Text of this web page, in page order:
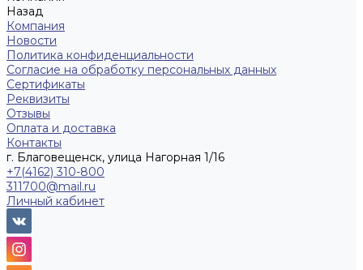
Назад
Компания
Новости
Политика конфиденциальности
Согласие на обработку персональных данных
Сертификаты
Реквизиты
Отзывы
Оплата и доставка
Контакты
г. Благовещенск, улица Нагорная 1/16
+7(4162) 310-800
311700@mail.ru
Личный кабинет